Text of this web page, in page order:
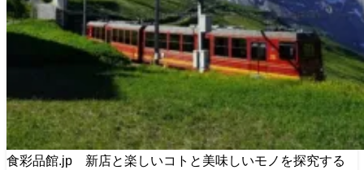
食彩品館.jp 新店と楽しいコトと美味しいモノを探究する